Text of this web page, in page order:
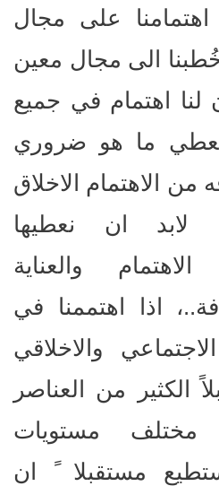
اهتمامنا على مجال
الى مجال معين
لنا اهتمام في جميع
ما هو ضروري
من الاهتمام الاخلاق
لابد ان نعطيها
والعناية
اذا اهتممنا في
والاخلاقي
الكثير من العناصر
مختلف مستويات
مستقبلا ً ان